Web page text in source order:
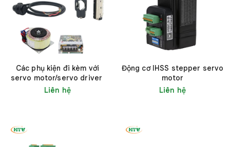
Các phụ kiện đi kèm với
servo motor/servo driver
Liên hệ
Động cơ IHSS stepper servo
motor
Liên hệ